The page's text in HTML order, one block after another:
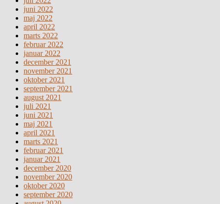
juni 2022
maj 2022
april 2022
marts 2022
februar 2022
januar 2022
december 2021
november 2021
oktober 2021
september 2021
august 2021
juli 2021
juni 2021
maj 2021
april 2021
marts 2021
februar 2021
januar 2021
december 2020
november 2020
oktober 2020
september 2020